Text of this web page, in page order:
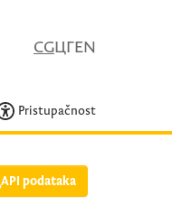
CGЦГEN
Pristupačnost
API podataka